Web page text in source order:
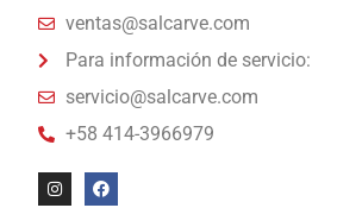
ventas@salcarve.com
Para información de servicio:
servicio@salcarve.com
+58 414-3966979